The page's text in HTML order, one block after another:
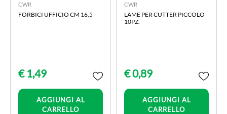
CWR
FORBICI UFFICIO CM 16,5
€ 1,49
AGGIUNGI AL
CARRELLO
CWR
LAME PER CUTTER PICCOLO
10PZ.
€ 0,89
AGGIUNGI AL
CARRELLO